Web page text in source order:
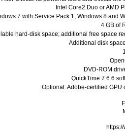
Intel Core2 Duo or AMD
7 with Service Pack 1, Windows 8 and
4 GB of
hard-disk space; additional free space
Additional disk
DVD-ROM
QuickTime 7.6.6
Optional: Adobe-certified